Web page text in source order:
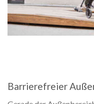
Barrierefreier